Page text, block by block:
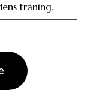
träning.